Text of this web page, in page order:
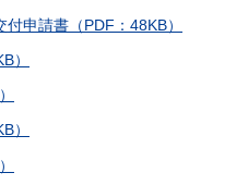
申請書（PDF：48KB）
）
）